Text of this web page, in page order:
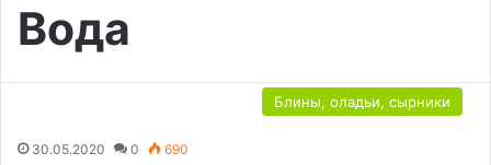
Вода
Блины, оладьи, сырники
30.05.2020 0 690